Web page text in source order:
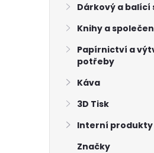
Dárkový a
Knihy a
Papírnictví a
potřeby
Káva
3D Tisk
Interní produkty
Značky